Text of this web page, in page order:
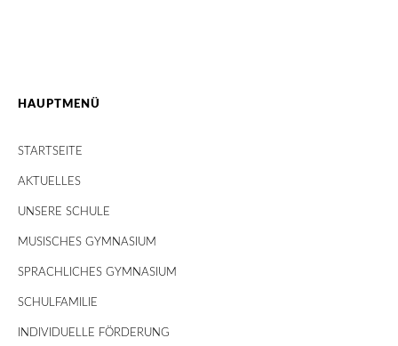
HAUPTMENÜ
STARTSEITE
AKTUELLES
UNSERE SCHULE
MUSISCHES GYMNASIUM
SPRACHLICHES GYMNASIUM
SCHULFAMILIE
INDIVIDUELLE FÖRDERUNG